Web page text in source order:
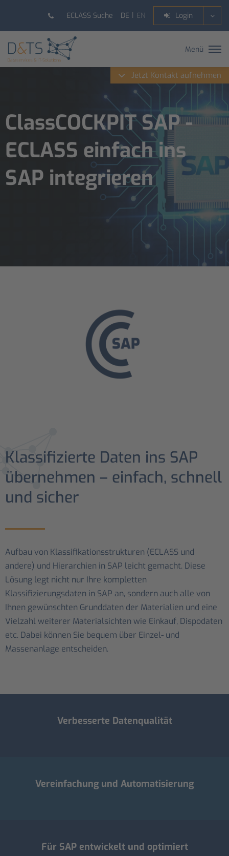
ECLASS Suche DE EN Login
Menü
Jetzt Kontakt aufnehmen
ClassCOCKPIT SAP -
ECLASS einfach ins
SAP integrieren
Klassifizierte Daten ins SAP
übernehmen – einfach, schnell
und sicher
Aufbau von Klassifikationsstrukturen (ECLASS und
andere) und Hierarchien in SAP leicht gemacht. Diese
Lösung legt nicht nur Ihre kompletten
Klassifizierungsdaten in SAP an, sondern auch alle von
Ihnen gewünschten Grunddaten der Materialien und eine
Vielzahl weiterer Materialsichten wie Einkauf, Dispodaten
etc. Dabei können Sie bequem über Einzel- und
Massenanlage entscheiden.
Verbesserte Datenqualität
Vereinfachung und Automatisierung
Für SAP entwickelt und optimiert